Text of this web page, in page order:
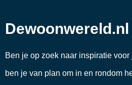
Dewoonwereld.nl
Ben je op zoek naar inspiratie
ben je van plan om in en rondom